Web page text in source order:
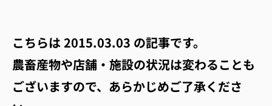
こちらは2015.03.03 の記事です。
農畜産物や店舗・施設の状況は変わることも
ございますので、あらかじめご了承くださ